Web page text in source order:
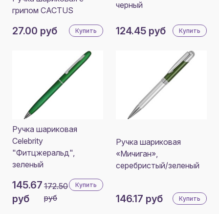
грипом CACTUS
27.00 руб Купить
черный
124.45 руб Купить
Ручка шариковая
Celebrity
"Фитцжеральд",
зеленый
145.67
руб
172.50
руб
Купить
Ручка шариковая
«Мичиган»,
серебристый/зеленый
146.17 руб Купить